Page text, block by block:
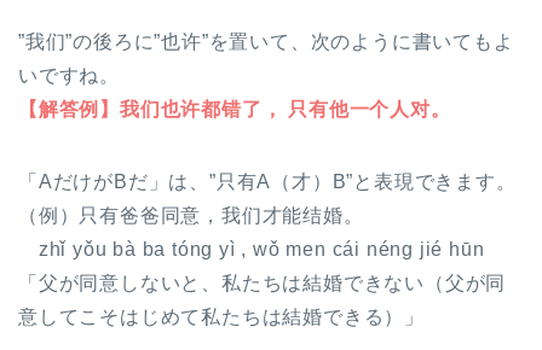
”我们”の後ろに”也许”を置いて、次のように書いてもよ
いですね。
【解答例】我们也许都错了， 只有他一个人对。
「AだけがBだ」は、”只有A（才）B”と表現できます。
（例）只有爸爸同意，我们才能结婚。
zhǐ yǒu bà ba tóng yì , wǒ men cái néng jié hūn
「父が同意しないと、私たちは結婚できない（父が同
意してこそはじめて私たちは結婚できる）」